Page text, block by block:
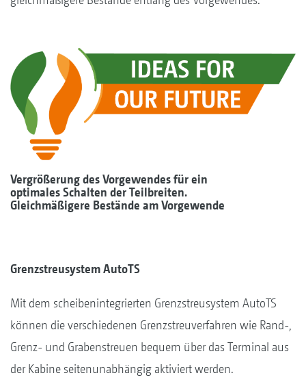
Vergrößerung des Vorgewendes für ein
optimales Schalten der Teilbreiten.
Gleichmäßigere Bestände am Vorgewende
Grenzstreusystem AutoTS
Mit dem scheibenintegrierten Grenzstreusystem AutoTS
können die verschiedenen Grenzstreuverfahren wie Rand-,
Grenz- und Grabenstreuen bequem über das Terminal aus
der Kabine seitenunabhängig aktiviert werden.